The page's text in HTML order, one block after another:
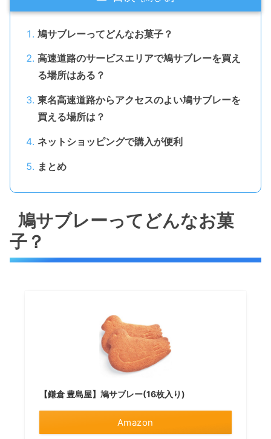
鳩サブレーってどんなお菓子？
高速道路のサービスエリアで鳩サブレーを買え
る場所はある？
東名高速道路からアクセスのよい鳩サブレーを
買える場所は？
ネットショッピングで購入が便利
まとめ
鳩サブレーってどんなお菓
子？
【鎌倉 豊島屋】鳩サブレー(16枚入り)
Amazon